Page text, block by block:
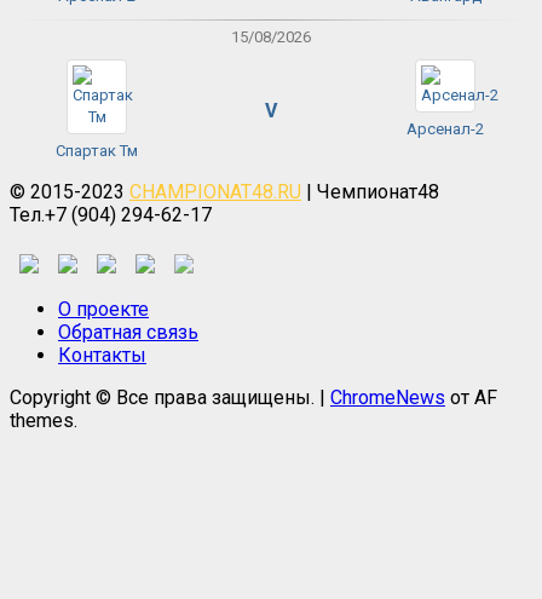
15/08/2026
Спартак Тм
V
Арсенал-2
© 2015-2023 CHAMPIONAT48.RU | Чемпионат48
Тел.+7 (904) 294-62-17
О проекте
Обратная связь
Контакты
Copyright © Все права защищены. | ChromeNews от AF
themes.